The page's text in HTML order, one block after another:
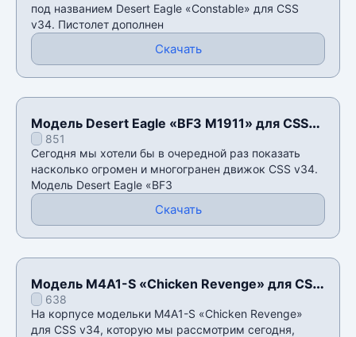
под названием Desert Eagle «Constable» для CSS
v34. Пистолет дополнен
Скачать
Модель Desert Eagle «BF3 M1911» для CSS
v34851
Сегодня мы хотели бы в очередной раз показать
насколько огромен и многогранен движок CSS v34.
Модель Desert Eagle «BF3
Скачать
Модель M4A1-S «Chicken Revenge» для CSS
v34638
На корпусе модельки M4A1-S «Chicken Revenge»
для CSS v34, которую мы рассмотрим сегодня,